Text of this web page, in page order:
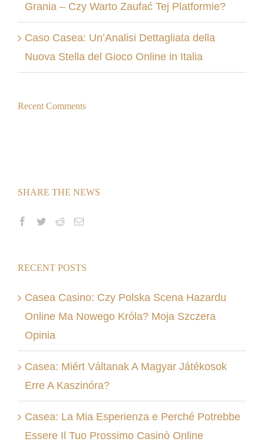
Grania – Czy Warto Zaufać Tej Platformie?
Caso Casea: Un’Analisi Dettagliata della
Nuova Stella del Gioco Online in Italia
Recent Comments
SHARE THE NEWS
RECENT POSTS
Casea Casino: Czy Polska Scena Hazardu
Online Ma Nowego Króla? Moja Szczera
Opinia
Casea: Miért Váltanak A Magyar Játékosok
Erre A Kaszinóra?
Casea: La Mia Esperienza e Perché Potrebbe
Essere Il Tuo Prossimo Casinò Online